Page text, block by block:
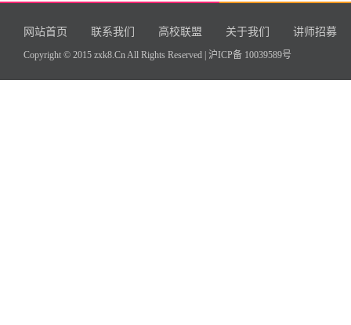
网站首页 联系我们 高校联盟 关于我们 讲师招募
Copyright © 2015 zxk8.Cn All Rights Reserved | 沪ICP备 10039589号